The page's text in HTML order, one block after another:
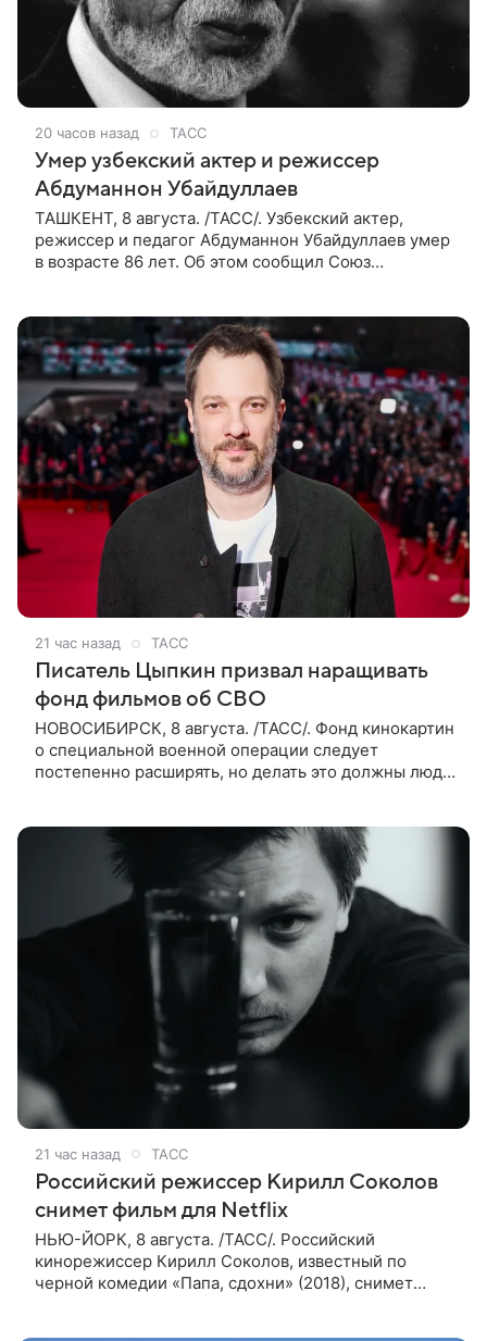
20 часов назад ТАСС
Умер узбекский актер и режиссер
Абдуманнон Убайдуллаев
ТАШКЕНТ, 8 августа. /ТАСС/. Узбекский актер,
режиссер и педагог Абдуманнон Убайдуллаев умер
в возрасте 86 лет. Об этом сообщил Союз
21 час назад ТАСС
Писатель Цыпкин призвал наращивать
фонд фильмов об СВО
НОВОСИБИРСК, 8 августа. /ТАСС/. Фонд кинокартин
о специальной военной операции следует
постепенно расширять, но делать это должны люди,
21 час назад ТАСС
Российский режиссер Кирилл Соколов
снимет фильм для Netflix
НЬЮ-ЙОРК, 8 августа. /ТАСС/. Российский
кинорежиссер Кирилл Соколов, известный по
черной комедии «Папа, сдохни» (2018), снимет